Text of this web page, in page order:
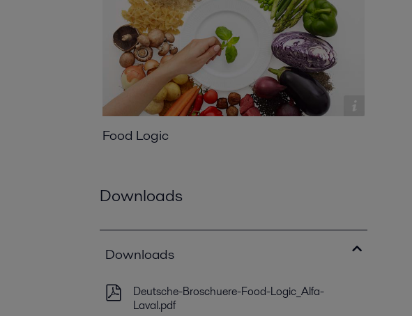
Food Logic
Downloads
Downloads
Deutsche-Broschuere-Food-Logic_Alfa-
Laval.pdf